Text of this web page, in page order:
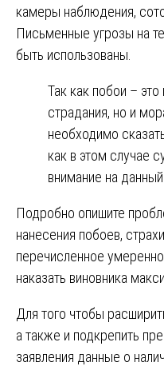
камеры наблюдения,
Письменные угрозы на
быть использованы.
Так как побои –
страдания, но и
необходимо
как в этом случае
внимание на данный
Подробно опишите
нанесения побоев,
перечисленное
наказать виновника
Для того чтобы
а также и подкрепить
заявления данные о